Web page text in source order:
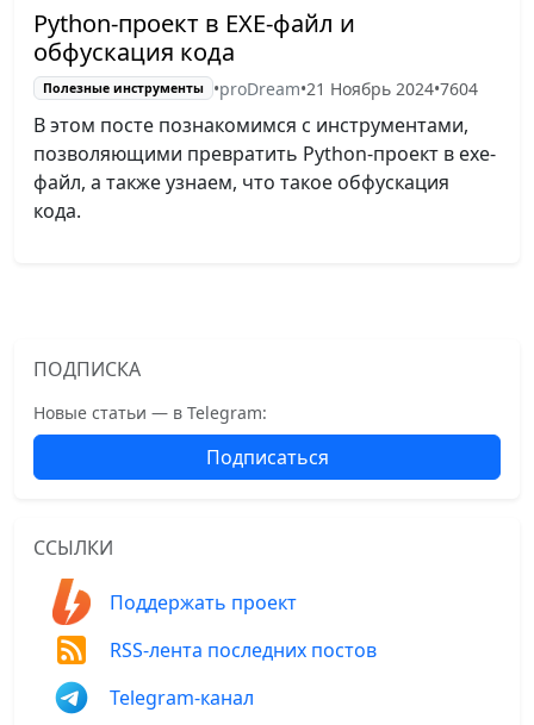
Python-проект в EXE-файл и
обфускация кода
Полезные инструменты •proDream•21 Ноябрь 2024•7604
В этом посте познакомимся с инструментами,
позволяющими превратить Python-проект в exe-
файл, а также узнаем, что такое обфускация
кода.
ПОДПИСКА
Новые статьи — в Telegram:
Подписаться
ССЫЛКИ
Поддержать проект
RSS-лента последних постов
Telegram-канал